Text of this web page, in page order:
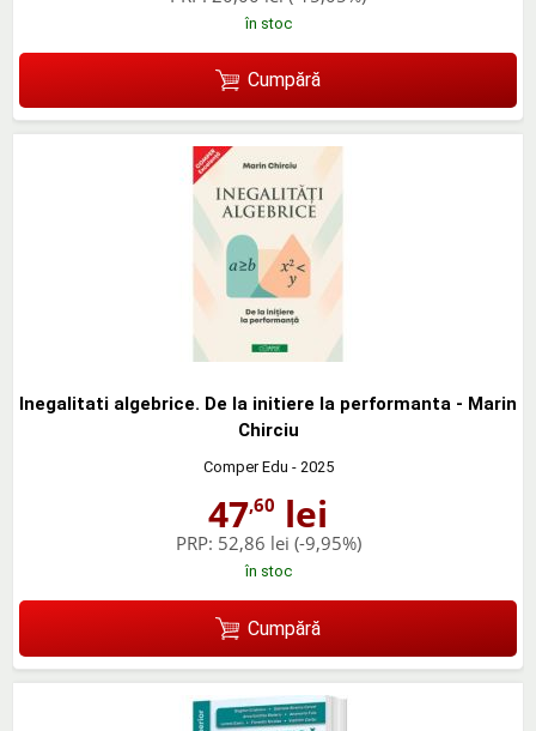
în stoc
Cumpără
Inegalitati algebrice. De la initiere la performanta - Marin
Chirciu
Comper Edu - 2025
47,60 lei
PRP: 52,86 lei (-9,95%)
în stoc
Cumpără